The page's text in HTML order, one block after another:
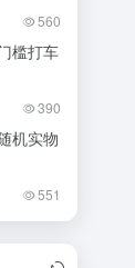
560
槛打车
390
机实物
551